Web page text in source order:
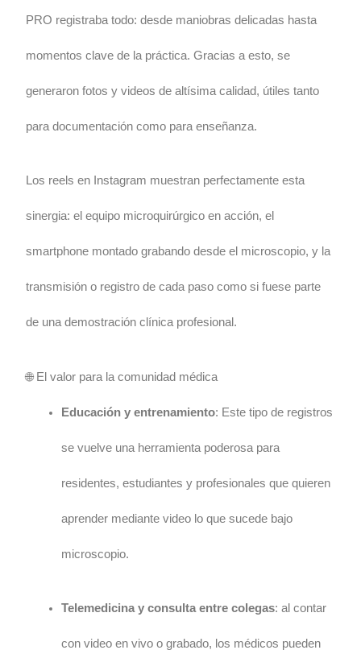
PRO registraba todo: desde maniobras delicadas hasta
momentos clave de la práctica. Gracias a esto, se
generaron fotos y videos de altísima calidad, útiles tanto
para documentación como para enseñanza.
Los reels en Instagram muestran perfectamente esta
sinergia: el equipo microquirúrgico en acción, el
smartphone montado grabando desde el microscopio, y la
transmisión o registro de cada paso como si fuese parte
de una demostración clínica profesional.
🌐 El valor para la comunidad médica
Educación y entrenamiento: Este tipo de registros
se vuelve una herramienta poderosa para
residentes, estudiantes y profesionales que quieren
aprender mediante video lo que sucede bajo
microscopio.
Telemedicina y consulta entre colegas: al contar
con video en vivo o grabado, los médicos pueden